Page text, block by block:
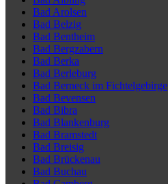
Bad Arolsen
Bad Belzig
Bad Bentheim
Bad Bergzabern
Bad Berka
Bad Berleburg
Bad Berneck im Fichtelgebirge
Bad Bevensen
Bad Bibra
Bad Blankenburg
Bad Bramstedt
Bad Breisig
Bad Brückenau
Bad Buchau